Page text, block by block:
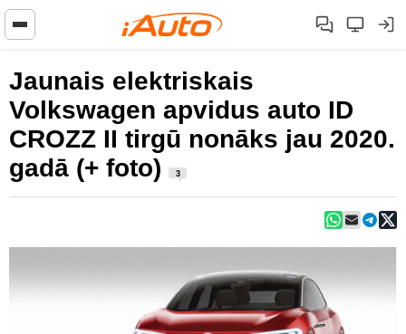
Jaunais elektriskais
Volkswagen apvidus auto ID
CROZZ II tirgū nonāks jau 2020.
gadā (+ foto)
3